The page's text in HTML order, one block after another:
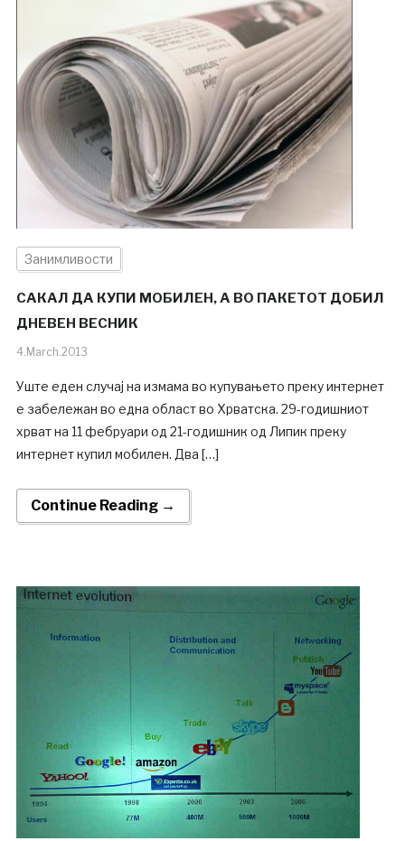
Занимливости
САКАЛ ДА КУПИ МОБИЛЕН, А ВО ПАКЕТОТ ДОБИЛ
ДНЕВЕН ВЕСНИК
4.March.2013
Уште еден случај на измама во купувањето преку интернет
е забележан во една област во Хрватска. 29-годишниот
хрват на 11 фебруари од 21-годишник од Липик преку
интернет купил мобилен. Два […]
Continue Reading →